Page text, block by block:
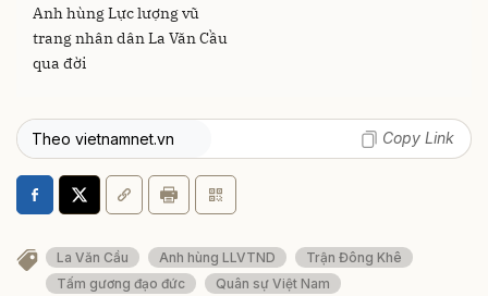
Anh hùng Lực lượng vũ
trang nhân dân La Văn Cầu
qua đời
Theo vietnamnet.vn Copy Link
La Văn Cầu Anh hùng LLVTND
Trận Đông Khê
Tấm gương đạo đức
Quân sự Việt Nam